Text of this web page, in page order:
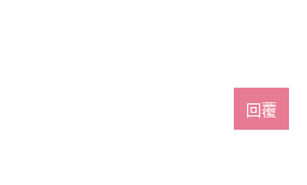
回覆